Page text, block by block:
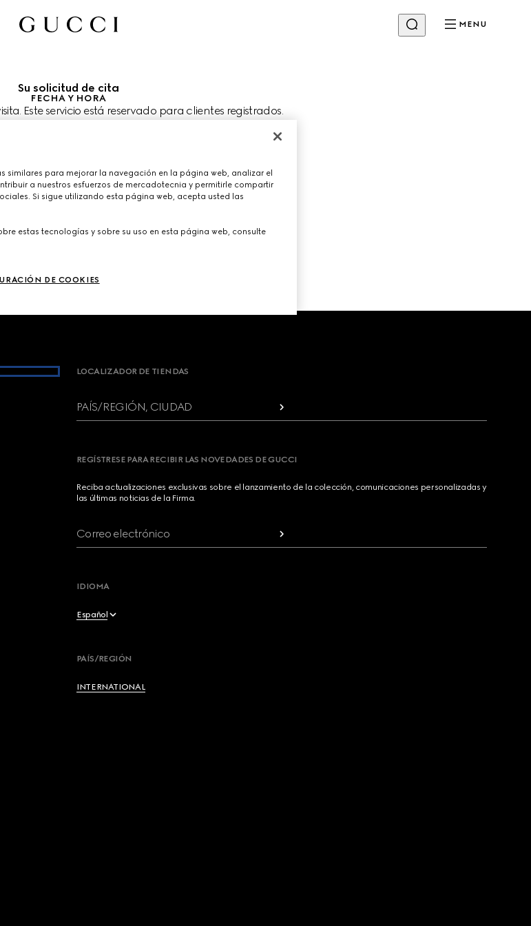
MENU
Su solicitud de cita
FECHA Y HORA
Este servicio está reservado para clientes registrados.
local de la tienda (CST) y están sujetas a la confirmación del
LOCALIZADOR DE TIENDAS
PAÍS/REGIÓN, CIUDAD
REGÍSTRESE PARA RECIBIR LAS NOVEDADES DE GUCCI
Reciba actualizaciones exclusivas sobre el lanzamiento de la colección, comunicaciones personalizadas y
las últimas noticias de la Firma.
Correo electrónico
IDIOMA
Español
Français
PAÍS/REGIÓN
INTERNATIONAL
similares para mejorar la navegación en la página web, analizar el
a nuestros esfuerzos de mercadotecnia y permitirle compartir
Si sigue utilizando esta página web, acepta usted las
estas tecnologías y sobre su uso en esta página web, consulte
DE COOKIES